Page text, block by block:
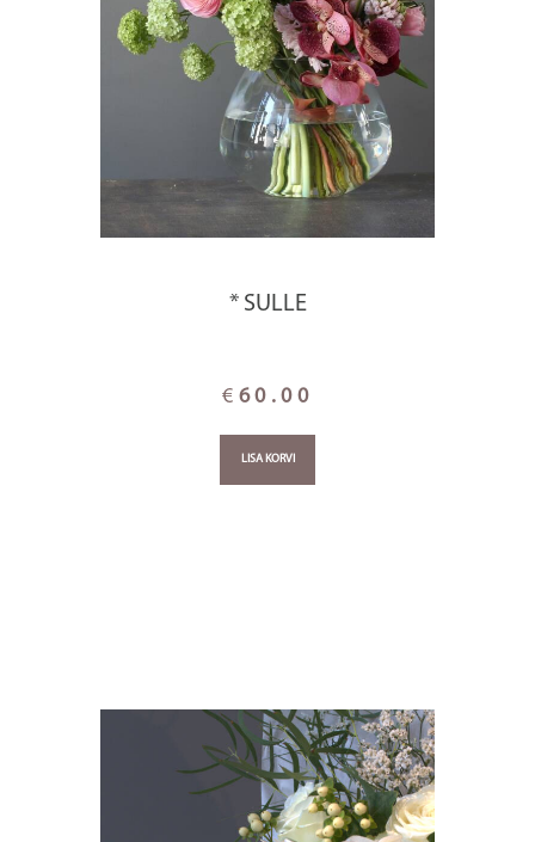
* SULLE
€ 60.00
LISA KORVI